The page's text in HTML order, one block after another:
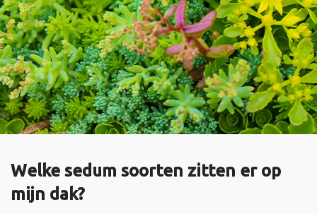
Welke sedum soorten zitten er op
mijn dak?